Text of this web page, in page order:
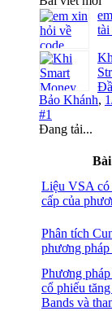
tài
Bảo Khánh,
#1
Đang tải...
Liệu VSA có
cấp của
Phân tích
phương
Phương
cổ phiếu
Bands và